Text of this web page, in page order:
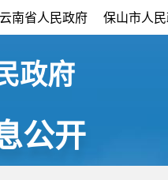
云南省人民政府 保山市人
政府
公开